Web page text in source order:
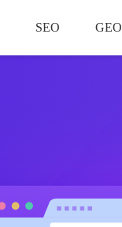
SEO GEO